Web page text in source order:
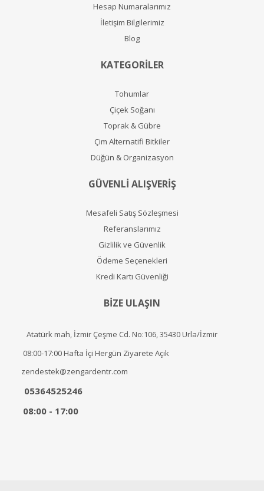
Hesap Numaralarımız
İletişim Bilgilerimiz
Blog
KATEGORİLER
Tohumlar
Çiçek Soğanı
Toprak & Gübre
Çim Alternatifi Bitkiler
Düğün & Organizasyon
GÜVENLİ ALIŞVERİŞ
Mesafeli Satış Sözleşmesi
Referanslarımız
Gizlilik ve Güvenlik
Ödeme Seçenekleri
Kredi Kartı Güvenliği
BİZE ULAŞIN
Atatürk mah, İzmir Çeşme Cd. No:106, 35430 Urla/İzmir
08:00-17:00 Hafta İçi Hergün Ziyarete Açık
zendestek@zengardentr.com
05364525246
08:00 - 17:00